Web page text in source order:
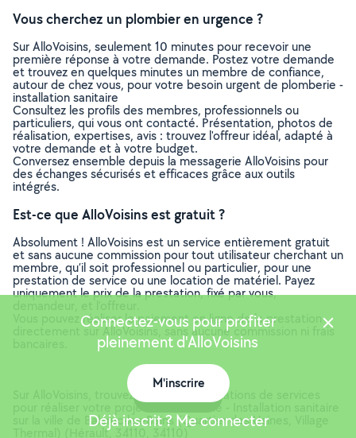
Vous cherchez un plombier en urgence ?
Sur AlloVoisins, seulement 10 minutes pour recevoir une
première réponse à votre demande. Postez votre demande
et trouvez en quelques minutes un membre de confiance,
autour de chez vous, pour votre besoin urgent de plomberie -
installation sanitaire
Consultez les profils des membres, professionnels ou
particuliers, qui vous ont contacté. Présentation, photos de
réalisation, expertises, avis : trouvez l'offreur idéal, adapté à
votre demande et à votre budget.
Conversez ensemble depuis la messagerie AlloVoisins pour
des échanges sécurisés et efficaces grâce aux outils
intégrés.
Est-ce que AlloVoisins est gratuit ?
Absolument ! AlloVoisins est un service entièrement gratuit
et sans aucune commission pour tout utilisateur cherchant un
membre, qu’il soit professionnel ou particulier, pour une
prestation de service ou une location de matériel. Payez
uniquement le prix de la prestation, fixé par vous,
Vous pouvez réaliser le paiement en ligne de la prestation
directement sur AlloVoisins, sans aucune commission ni frais
Sur AlloVoisins, trouvez toutes les prestations de services
pour réaliser votre projet de Plomberie - Installation sanitaire
sur la ville de Balaruc-les-Bains (Quartier des Usines, Village
Thermal) (Hérault, 34110, 34110)
Connectez-vous pour profiter
pleinement d'AlloVoisins
M'inscrire
Déjà inscrit ? Me connecter